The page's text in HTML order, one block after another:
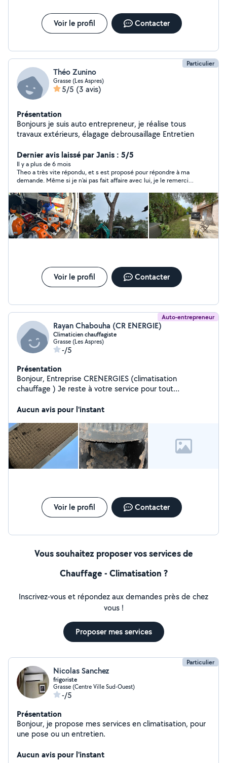
Voir le profil Contacter
Particulier
Théo Zunino
Grasse (Les Aspres)
5/5 (3 avis)
Présentation
Bonjours je suis auto entrepreneur, je réalise tous
travaux extérieurs, élagage debrousaillage Entretien
Dernier avis laissé par Janis : 5/5
Il y a plus de 6 mois
Theo a très vite répondu, et s est proposé pour répondre à ma
demande. Même si je n’ai pas fait affaire avec lui, je le remercie
Voir le profil Contacter
Auto-entrepreneur
Rayan Chabouha (CR ENERGIE)
Climaticien chauffagiste
Grasse (Les Aspres)
-/5
Présentation
Bonjour, Entreprise CRENERGIES (climatisation
chauffage ) Je reste à votre service pour tout
7j/7
Aucun avis pour l'instant
Voir le profil Contacter
Vous souhaitez proposer vos services de
Chauffage - Climatisation ?
Inscrivez-vous et répondez aux demandes près de chez
vous !
Proposer mes services
Particulier
Nicolas Sanchez
frigoriste
Grasse (Centre Ville Sud-Ouest)
-/5
Présentation
Bonjour, je propose mes services en climatisation, pour
une pose ou un entretien.
Aucun avis pour l'instant